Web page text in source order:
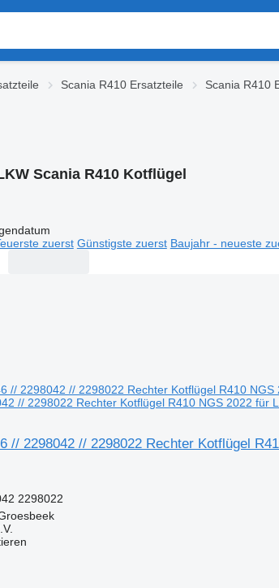
Scania R410 Ersatzteile Scania R410
Scania R410 Kotflügel
zuerst Günstigste zuerst Baujahr - neueste
// 2298022 Rechter Kotflügel R410 NGS 2022 für
// 2298042 // 2298022 Rechter Kotflügel
2298022